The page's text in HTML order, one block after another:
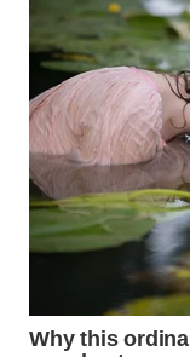
WAHANANEWS
NET
WAHANA
SPORT
WAHANA
UMKM
WAHANA
SELEB